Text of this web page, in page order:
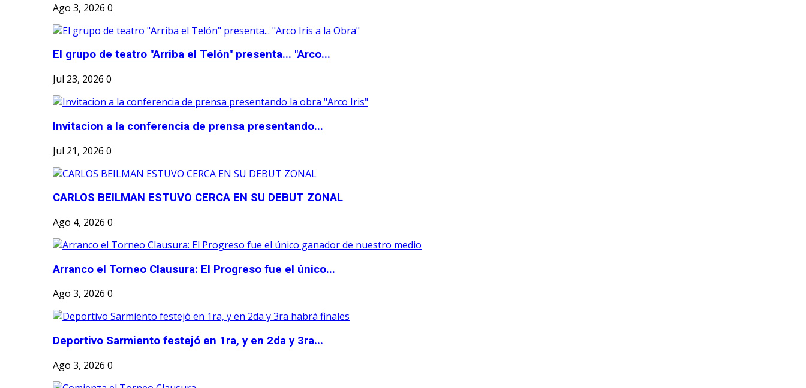
Ago 3, 2026 0
El grupo de teatro "Arriba el Telón" presenta... "Arco...
Jul 23, 2026 0
Invitacion a la conferencia de prensa presentando...
Jul 21, 2026 0
CARLOS BEILMAN ESTUVO CERCA EN SU DEBUT ZONAL
Ago 4, 2026 0
Arranco el Torneo Clausura: El Progreso fue el único...
Ago 3, 2026 0
Deportivo Sarmiento festejó en 1ra, y en 2da y 3ra...
Ago 3, 2026 0